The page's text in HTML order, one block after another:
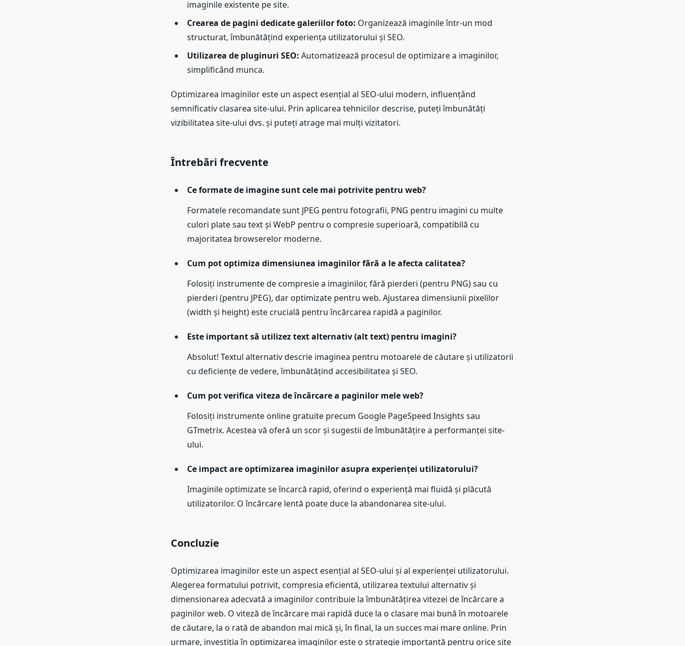
imaginile existente pe site.
Crearea de pagini dedicate galeriilor foto: Organizează imaginile într-un mod
structurat, îmbunătățind experiența utilizatorului și SEO.
Utilizarea de pluginuri SEO: Automatizează procesul de optimizare a imaginilor,
simplificând munca.
Optimizarea imaginilor este un aspect esențial al SEO-ului modern, influențând
semnificativ clasarea site-ului. Prin aplicarea tehnicilor descrise, puteți îmbunătăți
vizibilitatea site-ului dvs. și puteți atrage mai mulți vizitatori.
Întrebări frecvente
Ce formate de imagine sunt cele mai potrivite pentru web?
Formatele recomandate sunt JPEG pentru fotografii, PNG pentru imagini cu multe
culori plate sau text și WebP pentru o compresie superioară, compatibilă cu
majoritatea browserelor moderne.
Cum pot optimiza dimensiunea imaginilor fără a le afecta calitatea?
Folosiți instrumente de compresie a imaginilor, fără pierderi (pentru PNG) sau cu
pierderi (pentru JPEG), dar optimizate pentru web. Ajustarea dimensiunii pixelilor
(width și height) este crucială pentru încărcarea rapidă a paginilor.
Este important să utilizez text alternativ (alt text) pentru imagini?
Absolut! Textul alternativ descrie imaginea pentru motoarele de căutare și utilizatorii
cu deficiențe de vedere, îmbunătățind accesibilitatea și SEO.
Cum pot verifica viteza de încărcare a paginilor mele web?
Folosiți instrumente online gratuite precum Google PageSpeed Insights sau
GTmetrix. Acestea vă oferă un scor și sugestii de îmbunătățire a performanței site-
ului.
Ce impact are optimizarea imaginilor asupra experienței utilizatorului?
Imaginile optimizate se încarcă rapid, oferind o experiență mai fluidă și plăcută
utilizatorilor. O încărcare lentă poate duce la abandonarea site-ului.
Concluzie
Optimizarea imaginilor este un aspect esențial al SEO-ului și al experienței utilizatorului.
Alegerea formatului potrivit, compresia eficientă, utilizarea textului alternativ și
dimensionarea adecvată a imaginilor contribuie la îmbunătățirea vitezei de încărcare a
paginilor web. O viteză de încărcare mai rapidă duce la o clasare mai bună în motoarele
de căutare, la o rată de abandon mai mică și, în final, la un succes mai mare online. Prin
urmare, investiția în optimizarea imaginilor este o strategie importantă pentru orice site